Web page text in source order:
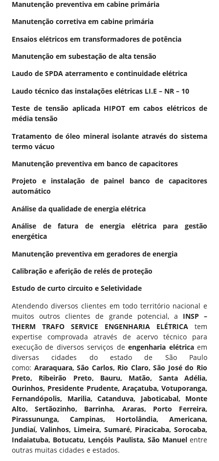
Manutenção preventiva em cabine primária
Manutenção corretiva em cabine primária
Ensaios elétricos em transformadores de potência
Manutenção em subestação de alta tensão
Laudo de SPDA aterramento e continuidade elétrica
Laudo técnico das instalações elétricas LI.E – NR – 10
Teste de tensão aplicada HIPOT em cabos elétricos de
média tensão
Tratamento de óleo mineral isolante através do sistema
termo vácuo
Manutenção preventiva em banco de capacitores
Projeto e instalação de painel banco de capacitores
automático
Análise da qualidade de energia elétrica
Análise de fatura de energia elétrica para gestão
energética
Manutenção preventiva em geradores de energia
Calibração e aferição de relés de proteção
Estudo de curto circuito e Seletividade
Atendendo diversos clientes em todo território nacional e
muitos outrosclientes de grande potencial, a INSP –
THERM TRAFO SERVICE ENGENHARIA ELÉTRICA tem
expertise comprovada através de acervo técnico para
execução de diversos serviços deengenharia elétricaem
diversas cidades do estado de São Paulo
como: Araraquara, São Carlos, Rio Claro, São José do Rio
Preto, Ribeirão Preto, Bauru, Matão, Santa Adélia,
Ourinhos, Presidente Prudente, Araçatuba, Votuporanga,
Fernandópolis, Marilia, Catanduva, Jaboticabal, Monte
Alto, Sertãozinho, Barrinha, Araras, Porto Ferreira,
Pirassununga, Campinas, Hortolândia, Americana,
Jundiaí, Valinhos, Limeira, Sumaré, Piracicaba, Sorocaba,
Indaiatuba, Botucatu, Lençóis Paulista, São Manuel entre
outras muitas cidades e estados.